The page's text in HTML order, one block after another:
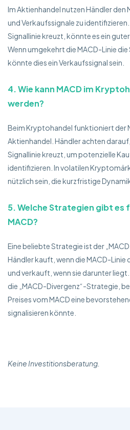
Im Aktienhandel nutzen Händler den
und Verkaufssignale zu
Signallinie kreuzt, könnte es ein
Wenn umgekehrt die MACD-Linie
könnte dies ein Verkaufssignal sein.
4. Wie kann MACD im
werden?
Beim Kryptohandel funktioniert der
Aktienhandel. Händler achten
Signallinie kreuzt, um potenzielle
identifizieren. In volatilen
nützlich sein, die kurzfristige
5. Welche Strategien gibt es
MACD?
Eine beliebte Strategie ist der
Händler kauft, wenn die MACD-Linie
und verkauft, wenn sie darunter
die „MACD-Divergenz“-Strategie,
Preises vom MACD eine
signalisieren könnte.
Keine Investitionsberatung.